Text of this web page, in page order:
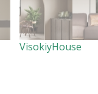
VisokiyHouse